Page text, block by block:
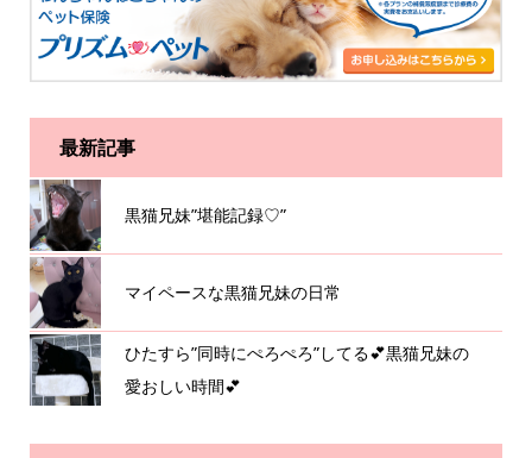
最新記事
黒猫兄妹”堪能記録♡”
マイペースな黒猫兄妹の日常
ひたすら”同時にぺろぺろ”してる💕黒猫兄妹の
愛おしい時間💕